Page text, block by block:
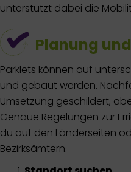
unterstützt dabei die
Planung
Parklets können auf
und gebaut werden.
Umsetzung geschildert,
Genaue Regelungen zur
du auf den Länderseiten
Bezirksämtern.